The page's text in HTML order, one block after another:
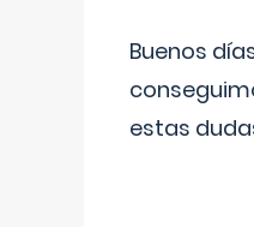
Buenos
estas